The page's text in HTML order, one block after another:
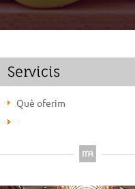
Servicis
Què oferim